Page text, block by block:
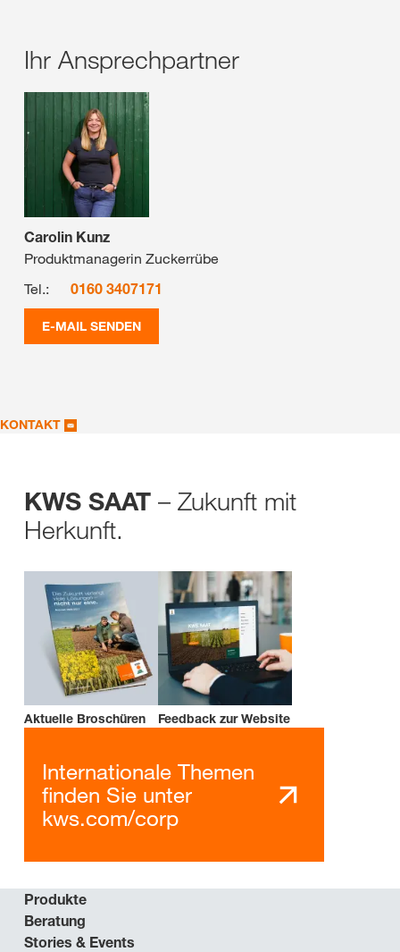
Ihr Ansprechpartner
Carolin Kunz
Produktmanagerin Zuckerrübe
Tel.:
0160 3407171
E-MAIL SENDEN
KONTAKT
KWS SAAT – Zukunft mit
Herkunft.
Aktuelle Broschüren Feedback zur Website
Internationale Themen
finden Sie unter
kws.com/corp
Produkte
Beratung
Stories & Events